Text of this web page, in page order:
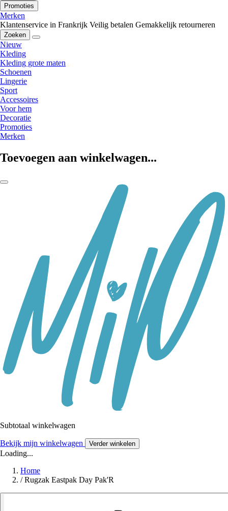
Promoties
Merken
Klantenservice in Frankrijk Veilig betalen Gemakkelijk retourneren
Zoeken
Nieuw
Kleding
Kleding grote maten
Schoenen
Lingerie
Sport
Accessoires
Voor hem
Decoratie
Promoties
Merken
Toevoegen aan winkelwagen...
Subtotaal winkelwagen
Bekijk mijn winkelwagen Verder winkelen
Loading...
Home
/ Rugzak Eastpak Day Pak'R